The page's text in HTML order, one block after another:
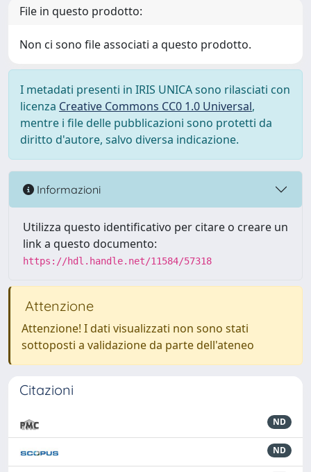
File in questo prodotto:
Non ci sono file associati a questo prodotto.
I metadati presenti in IRIS UNICA sono rilasciati con
licenza Creative Commons CC0 1.0 Universal,
mentre i file delle pubblicazioni sono protetti da
diritto d'autore, salvo diversa indicazione.
Informazioni
Utilizza questo identificativo per citare o creare un
link a questo documento:
https://hdl.handle.net/11584/57318
Attenzione
Attenzione! I dati visualizzati non sono stati
sottoposti a validazione da parte dell'ateneo
Citazioni
ND
ND